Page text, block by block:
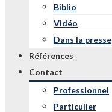
Biblio
Vidéo
Dans la presse
Références
Contact
Professionnel
Particulier